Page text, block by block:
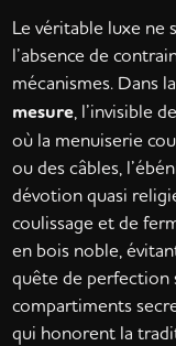
Le véritable luxe ne
l’absence de
mécanismes. Dans
mesure, l’invisible
où la menuiserie
ou des câbles,
dévotion quasi
coulissage et de
en bois noble,
quête de perfection
compartiments
qui honorent la